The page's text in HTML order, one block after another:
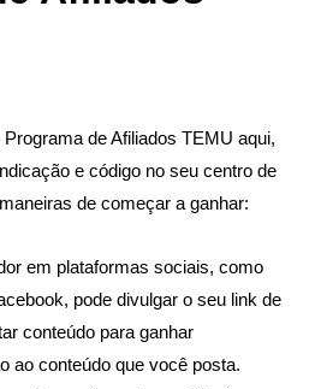
de Afiliados TEMU aqui,
e código no seu centro de
de começar a ganhar:
em plataformas sociais, como
pode divulgar o seu link de
conteúdo para ganhar
ao conteúdo que você posta.